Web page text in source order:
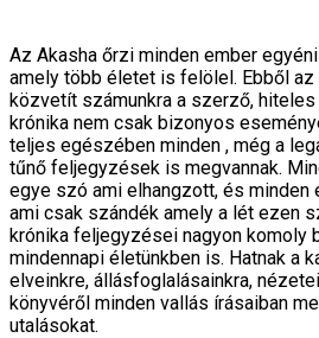
Az Akasha őrzi minden ember
amely több életet is felölel. Ebből
közvetít számunkra a szerző,
krónika nem csak bizonyos
teljes egészében minden , még a
tűnő feljegyzések is megvannak.
egye szó ami elhangzott, és
ami csak szándék amely a lét ezen
krónika feljegyzései nagyon komoly
mindennapi életünkben is. Hatnak a
elveinkre, állásfoglalásainkra,
könyvéről minden vallás írásaiban
utalásokat.